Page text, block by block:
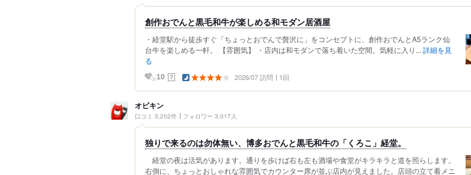
創作おでんと黒毛和牛が楽しめる和モダン居酒屋
・経堂駅から徒歩すぐ「ちょっとおでんで贅沢に」をコンセプトに、創作おでんとA5ランク仙
台牛を楽しめる一軒。 【雰囲気】 ・店内は和モダンで落ち着いた空間。気軽に入り... 詳細を見
る
10 ？ 2026/07 訪問 1回
オビキン
口コミ 3,202件 フォロワー 3,017人
独りで来るのは勿体無い、博多おでんと黒毛和牛の「くろこ」経堂。
経堂の夜は活気があります。通りを歩けば右も左も酒場や食堂がキラキラと道を照らします。
右側に、ちょっとおしゃれな雰囲気でカウンター席が並ぶ店内が見えました。店頭の立て看メニ